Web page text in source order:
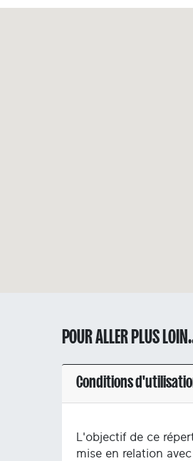
POUR ALLER PLUS
Conditions
L'objectif de ce
mise en relation